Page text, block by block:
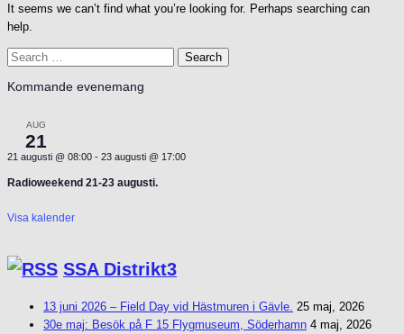
It seems we can’t find what you’re looking for. Perhaps searching can
help.
Search
Kommande evenemang
AUG
21
21 augusti @ 08:00 - 23 augusti @ 17:00
Radioweekend 21-23 augusti.
Visa kalender
SSA Distrikt3
13 juni 2026 – Field Day vid Hästmuren i Gävle. 25 maj, 2026
30e maj: Besök på F 15 Flygmuseum, Söderhamn 4 maj, 2026